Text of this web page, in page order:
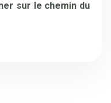
sur le chemin du